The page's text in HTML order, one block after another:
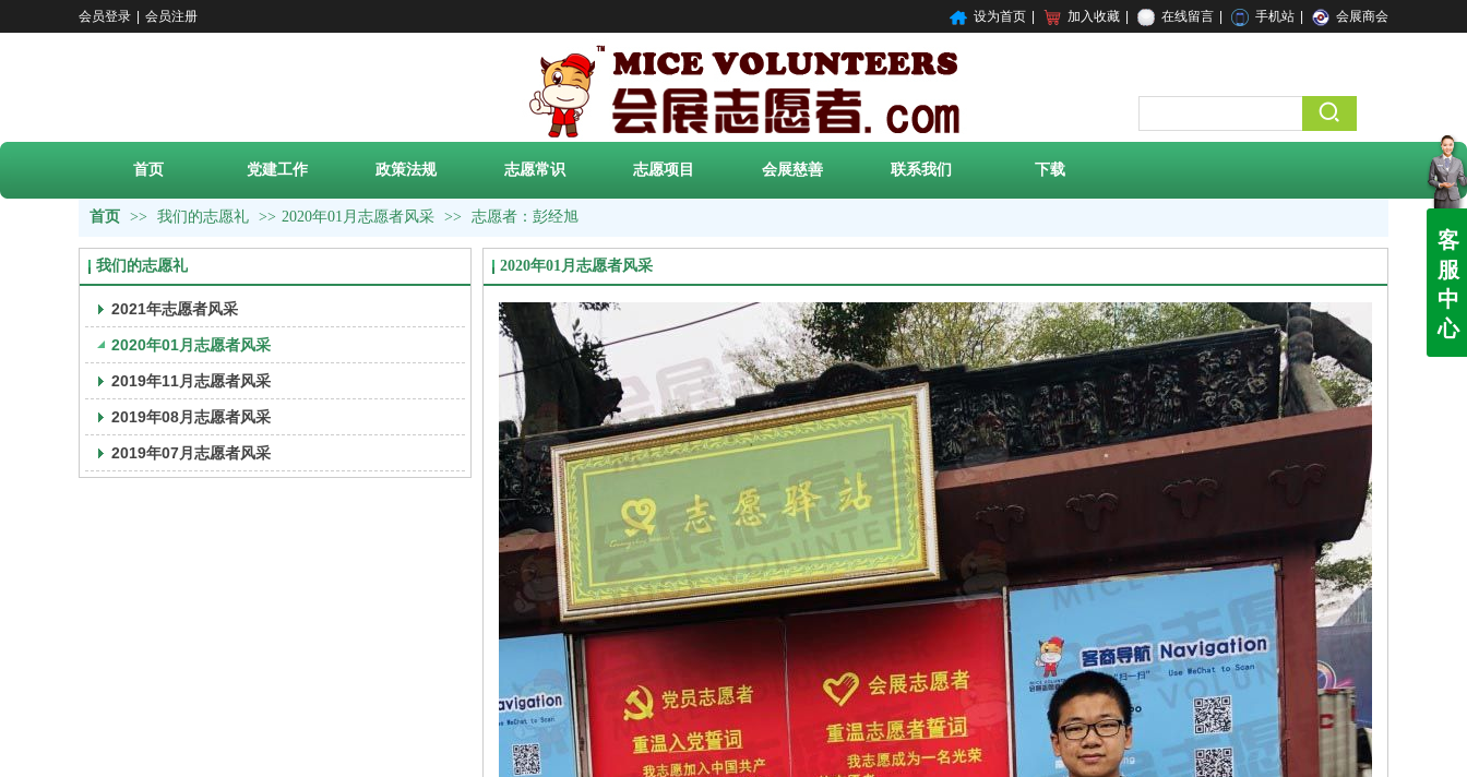
会员登录 会员注册 设为首页 加入收藏 在线留言 手机站 会展商会
首页 党建工作 政策法规 志愿常识 志愿项目 会展慈善 联系我们 下载
首页 >> 我们的志愿礼 >> 2020年01月志愿者风采 >> 志愿者：彭经旭
我们的志愿礼
2021年志愿者风采
2020年01月志愿者风采
2019年11月志愿者风采
2019年08月志愿者风采
2019年07月志愿者风采
2020年01月志愿者风采
客
服
中
心